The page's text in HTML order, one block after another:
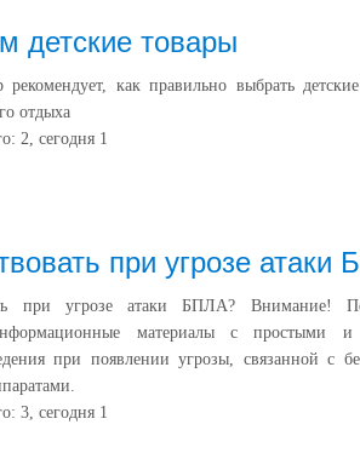
детские товары
рекомендует, как правильно выбрать
отдыха
2, сегодня 1
при угрозе атаки
при угрозе атаки БПЛА? Внимание!
материалы с простыми и
при появлении угрозы, связанной с
3, сегодня 1